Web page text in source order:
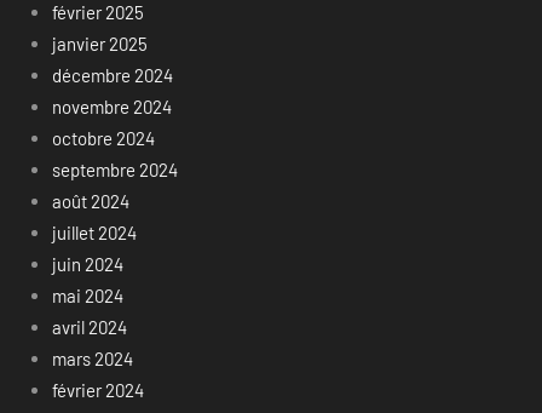
février 2025
janvier 2025
décembre 2024
novembre 2024
octobre 2024
septembre 2024
août 2024
juillet 2024
juin 2024
mai 2024
avril 2024
mars 2024
février 2024